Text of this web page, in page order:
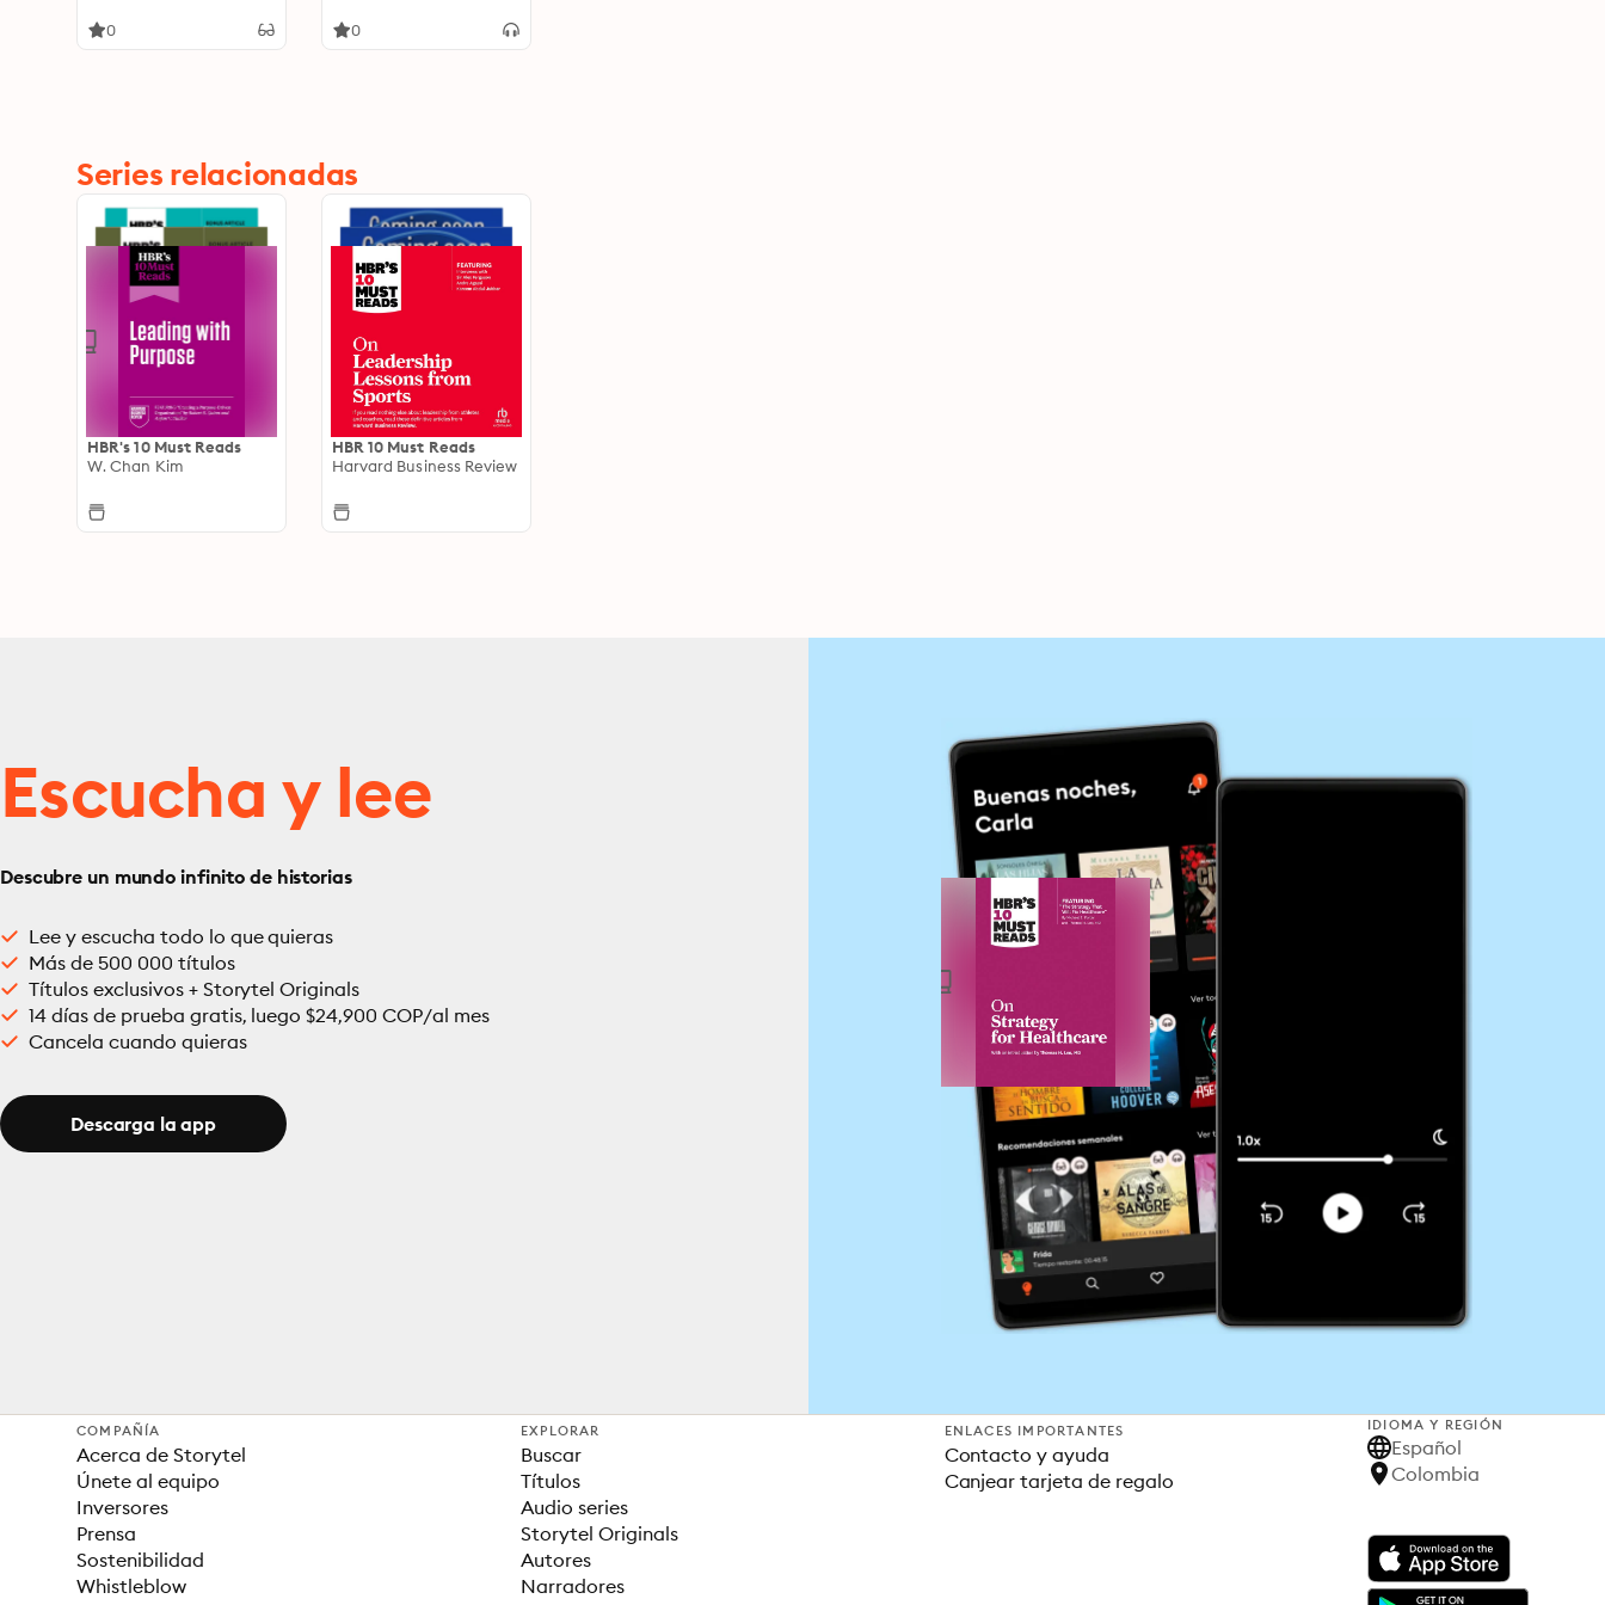
Thomas H. Lee, MD)
0
Thomas H. Lee, MD)
0
Series relacionadas
HBR's 10 Must Reads
W. Chan Kim
HBR 10 Must Reads
Harvard Business Review
Escucha y lee
Descubre un mundo infinito de historias
Lee y escucha todo lo que quieras
Más de 500 000 títulos
Títulos exclusivos + Storytel Originals
14 días de prueba gratis, luego $24,900 COP/al mes
Cancela cuando quieras
Descarga la app
COMPAÑÍA
Acerca de Storytel
Únete al equipo
Inversores
Prensa
Sostenibilidad
Whistleblow
EXPLORAR
Buscar
Títulos
Audio series
Storytel Originals
Autores
Narradores
ENLACES IMPORTANTES
Contacto y ayuda
Canjear tarjeta de regalo
IDIOMA Y REGIÓN
Español
Colombia